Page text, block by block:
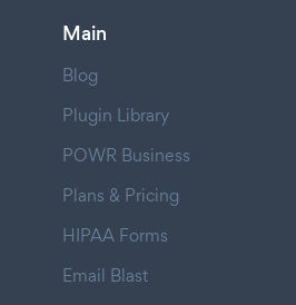
Main
Blog
Plugin Library
POWR Business
Plans & Pricing
HIPAA Forms
Email Blast